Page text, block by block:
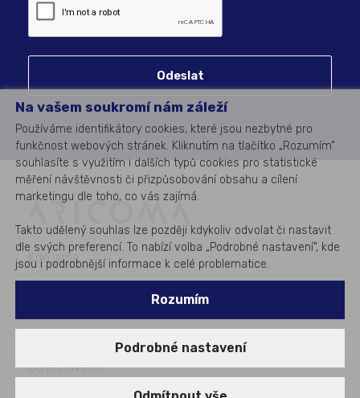
Odeslat
Na vašem soukromí nám záleží
Používáme identifikátory cookies, které jsou nezbytné pro
funkčnost webových stránek. Kliknutím na tlačítko „Rozumím“
souhlasíte s využitím i dalších typů cookies pro statistické
měření návštěvnosti či přizpůsobování obsahu a cílení
marketingu dle toho, co vás zajímá.
Takto udělený souhlas lze později kdykoliv odvolat či nastavit
dle svých preferencí. To nabízí volba „Podrobné nastavení“, kde
jsou i podrobnější informace k celé problematice.
Rozumím
Podrobné nastavení
Kdo jsme
Co děláme
Případové studie
Co je nového